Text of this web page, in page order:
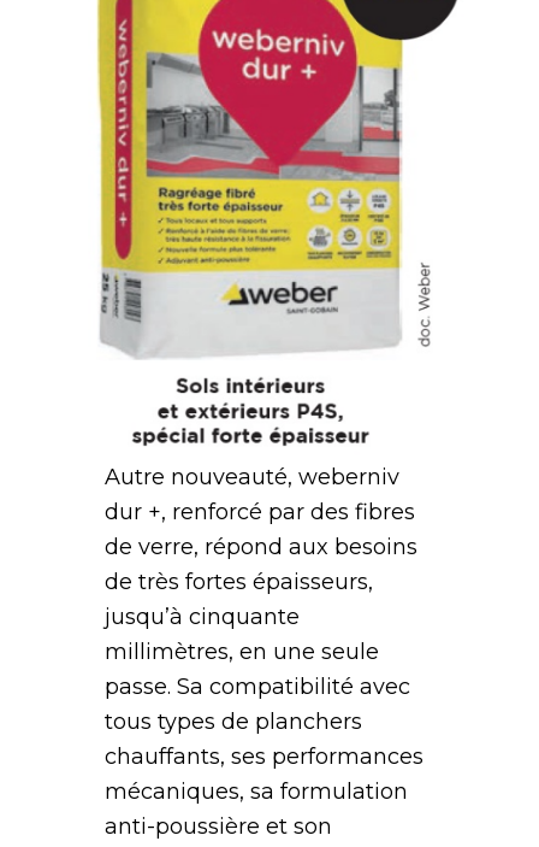
Autre nouveauté, weberniv
dur +, renforcé par des fibres
de verre, répond aux besoins
de très fortes épaisseurs,
jusqu’à cinquante
millimètres, en une seule
passe. Sa compatibilité avec
tous types de planchers
chauffants, ses performances
mécaniques, sa formulation
anti-poussière et son